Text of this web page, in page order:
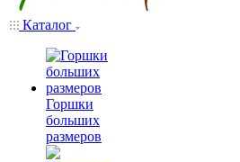
Каталог
Горшки
больших
размеров